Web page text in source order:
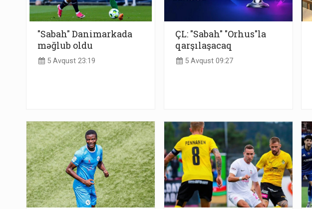
"Sabah" Danimarkada
məğlub oldu
5 Avqust 23:19
ÇL: "Sabah" "Orhus"la
qarşılaşacaq
5 Avqust 09:27